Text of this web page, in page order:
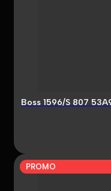
Boss 1596/S 807
PROMO